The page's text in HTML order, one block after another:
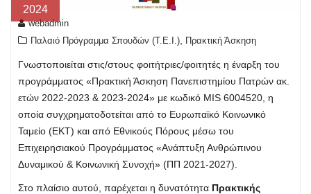
2024
webadmin
Παλαιό Πρόγραμμα Σπουδών (T.E.I.)
Πρακτική Άσκηση
Γνωστοποιείται στις/στους φοιτήτριες/φοιτητές η έναρξη του
προγράμματος «Πρακτική Άσκηση Πανεπιστημίου Πατρών ακ.
ετών 2022-2023 & 2023-2024» με κωδικό MIS 6004520, η
οποία συγχρηματοδοτείται από το Ευρωπαϊκό Κοινωνικό
Ταμείο (ΕΚΤ) και από Εθνικούς Πόρους μέσω του
Επιχειρησιακού Προγράμματος «Ανάπτυξη Ανθρώπινου
Δυναμικού & Κοινωνική Συνοχή» (ΠΠ 2021-2027).
Στο πλαίσιο αυτού, παρέχεται η δυνατότητα Πρακτικής